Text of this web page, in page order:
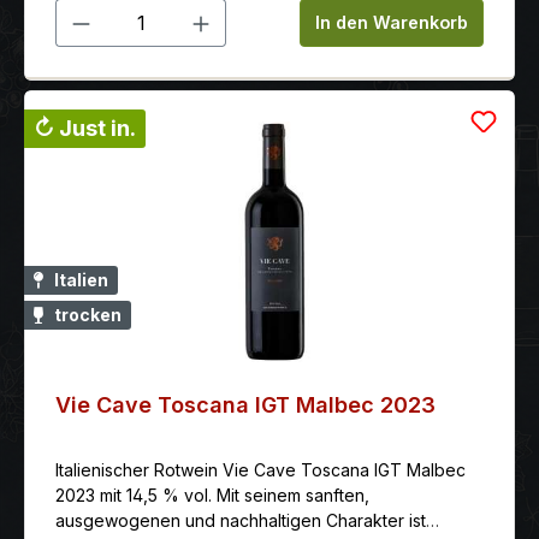
Produkt Anzahl: Gib denIn den Warenkorb
↻ Just in.
Italien
trocken
Vie Cave Toscana IGT Malbec 2023
Italienischer Rotwein Vie Cave Toscana IGT Malbec
2023 mit 14,5 % vol. Mit seinem sanften,
ausgewogenen und nachhaltigen Charakter ist